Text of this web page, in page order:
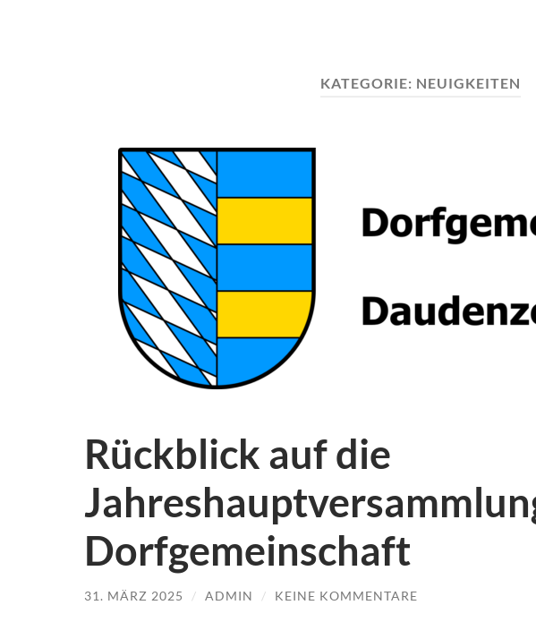
KATEGORIE: NEUIGKEITEN
Rückblick auf die
Dorfgemeinschaft
31. MÄRZ 2025 / ADMIN / KEINE KOMMENTARE